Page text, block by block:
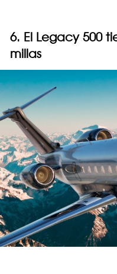
6. El Legacy 500
millas